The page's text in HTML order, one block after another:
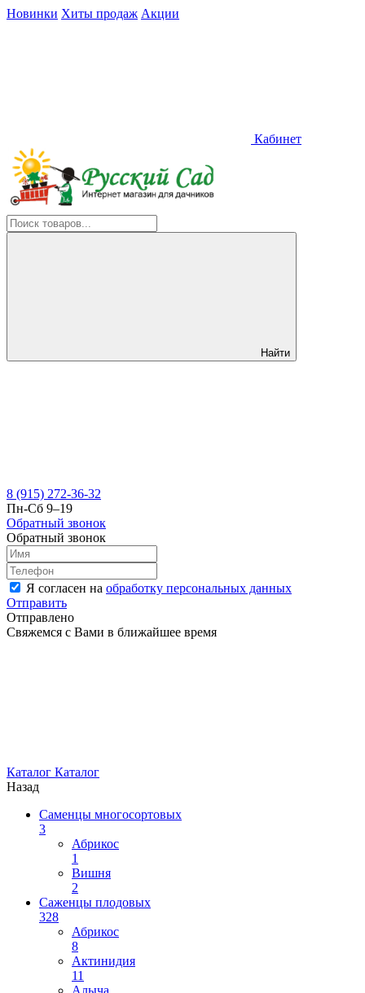
Новинки Хиты продаж Акции
Кабинет
Найти
8 (915) 272-36-32
Пн-Сб 9–19
Обратный звонок
Обратный звонок
Я согласен на обработку персональных данных
Отправить
Отправлено
Свяжемся с Вами в ближайшее время
Каталог Каталог
Назад
Саменцы многосортовых
3
Абрикос
1
Вишня
2
Саженцы плодовых
328
Абрикос
8
Актинидия
11
Алыча